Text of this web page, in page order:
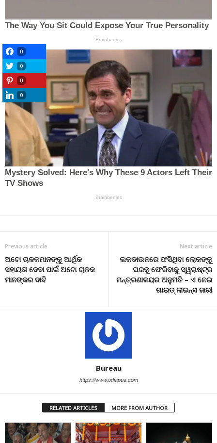
Previous article
ଅଟୋ ଚାଳକମାନଙ୍କୁ ଆର୍ଥିକ
ସହାୟତା ଦେବା ପାଇଁ ଅଟୋ ଚାଳକ
ମାନଙ୍କର ଦାବି
Next article
ଲକଡାଉନରେ ଫସିଥିବା ଲୋକଙ୍କୁ
ଘରକୁ ଫେରିବାକୁ ସ୍ୱରାଷ୍ଟ୍ର
ମନ୍ତ୍ରଣାଳୟର ଅନୁମତି – ଏ ନେଇ
ଗାଇଡ୍ ଲାଇନ୍ସ ଜାରୀ
Bureau
https://www.odiapua.com
RELATED ARTICLES MORE FROM AUTHOR
0
0
0
0